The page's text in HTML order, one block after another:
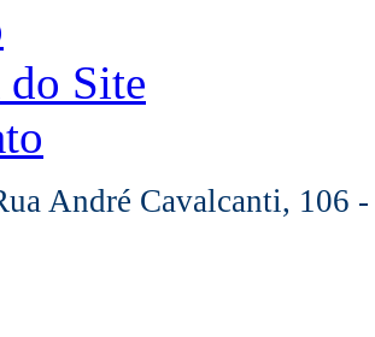
do Site
André Cavalcanti, 106